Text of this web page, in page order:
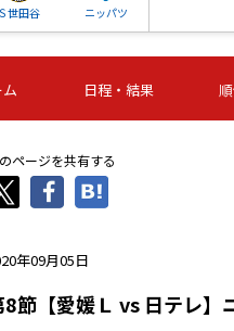
Ｓ世田谷 ニッパツ
第16節 09/05 (土) 15:00
ニッパツ
ニッパツ
-
名古屋
第16節 09/
石
試合結果 次節
日程・結果
ページを共有する
年09月05日
8節【愛媛Ｌ vs 日テレ】